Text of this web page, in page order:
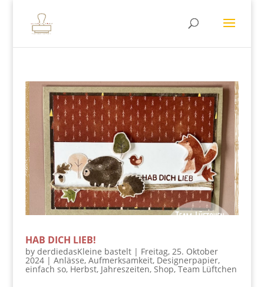
HAB DICH LIEB!
by derdiedasKleine bastelt| Freitag, 25. Oktober
2024| Anlässe, Aufmerksamkeit, Designerpapier,
einfach so, Herbst, Jahreszeiten, Shop,Team Lüftchen